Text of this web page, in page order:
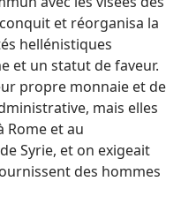
et réorganisa la
hellénistiques
et un statut de faveur.
propre monnaie et de
mais elles
Rome et au
Syrie, et on exigeait
des hommes